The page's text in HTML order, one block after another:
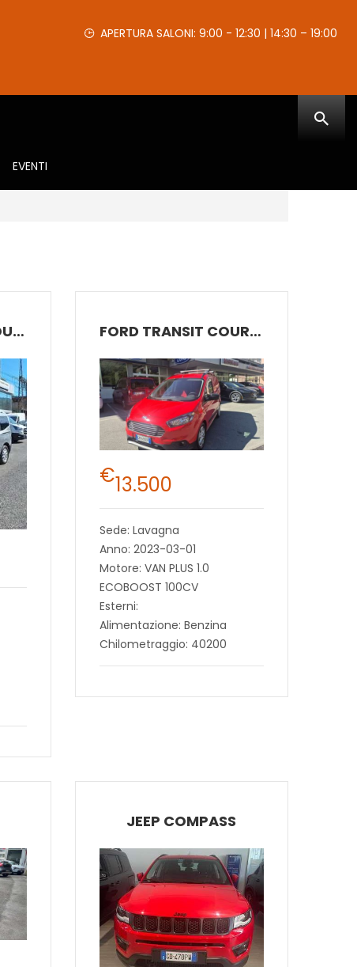
APERTURA SALONI: 9:00 - 12:30 | 14:30 – 19:00
EVENTI
FORD TOURNEO COURIER FORD TRANSIT COURIER
€13.500
Sede: Lavagna
Anno: 2023-03-01
Motore: VAN PLUS 1.0
ECOBOOST 100CV
Esterni:
Alimentazione: Benzina
Chilometraggio: 40200
JEEP COMPASS